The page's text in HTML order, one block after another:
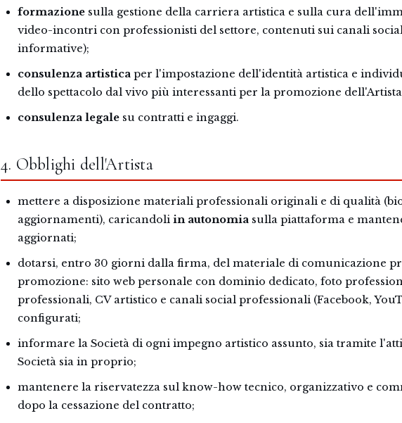
formazione sulla gestione della carriera artistica e sulla cura
video-incontri con professionisti del settore, contenuti sui canali
informative);
consulenza artistica per l'impostazione dell'identità artistica e
dello spettacolo dal vivo più interessanti per la promozione
consulenza legale su contratti e ingaggi.
4. Obblighi dell'Artista
mettere a disposizione materiali professionali originali e di qualità
aggiornamenti), caricandoli in autonomia sulla piattaforma e
aggiornati;
dotarsi, entro 30 giorni dalla firma, del materiale di comunicazione
promozione: sito web personale con dominio dedicato, foto
professionali, CV artistico e canali social professionali (Facebook,
configurati;
informare la Società di ogni impegno artistico assunto, sia tramite
Società sia in proprio;
mantenere la riservatezza sul know-how tecnico, organizzativo e
dopo la cessazione del contratto;